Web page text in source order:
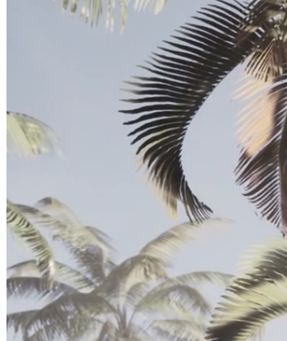
Videos
Gráficos en Movimiento
Imágenes Editoriales
Eventos Editoriales